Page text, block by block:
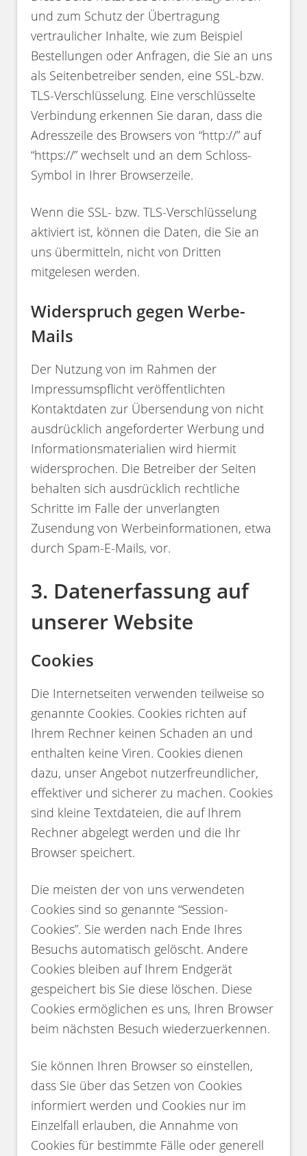
und zum Schutz der Übertragung
vertraulicher Inhalte, wie zum Beispiel
Bestellungen oder Anfragen, die Sie an uns
als Seitenbetreiber senden, eine SSL-bzw.
TLS-Verschlüsselung. Eine verschlüsselte
Verbindung erkennen Sie daran, dass die
Adresszeile des Browsers von “http://” auf
“https://” wechselt und an dem Schloss-
Symbol in Ihrer Browserzeile.
Wenn die SSL- bzw. TLS-Verschlüsselung
aktiviert ist, können die Daten, die Sie an
uns übermitteln, nicht von Dritten
mitgelesen werden.
Widerspruch gegen Werbe-
Mails
Der Nutzung von im Rahmen der
Impressumspflicht veröffentlichten
Kontaktdaten zur Übersendung von nicht
ausdrücklich angeforderter Werbung und
Informationsmaterialien wird hiermit
widersprochen. Die Betreiber der Seiten
behalten sich ausdrücklich rechtliche
Schritte im Falle der unverlangten
Zusendung von Werbeinformationen, etwa
durch Spam-E-Mails, vor.
3. Datenerfassung auf
unserer Website
Cookies
Die Internetseiten verwenden teilweise so
genannte Cookies. Cookies richten auf
Ihrem Rechner keinen Schaden an und
enthalten keine Viren. Cookies dienen
dazu, unser Angebot nutzerfreundlicher,
effektiver und sicherer zu machen. Cookies
sind kleine Textdateien, die auf Ihrem
Rechner abgelegt werden und die Ihr
Browser speichert.
Die meisten der von uns verwendeten
Cookies sind so genannte “Session-
Cookies”. Sie werden nach Ende Ihres
Besuchs automatisch gelöscht. Andere
Cookies bleiben auf Ihrem Endgerät
gespeichert bis Sie diese löschen. Diese
Cookies ermöglichen es uns, Ihren Browser
beim nächsten Besuch wiederzuerkennen.
Sie können Ihren Browser so einstellen,
dass Sie über das Setzen von Cookies
informiert werden und Cookies nur im
Einzelfall erlauben, die Annahme von
Cookies für bestimmte Fälle oder generell